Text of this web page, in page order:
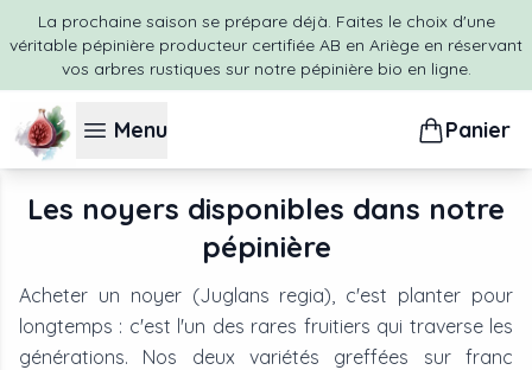
La prochaine saison se prépare déjà. Faites le choix d'une
véritable pépinière producteur certifiée AB en Ariège en réservant
vos arbres rustiques sur notre pépinière bio en ligne.
Menu Panier
Les noyers disponibles dans notre
pépinière
Acheter un noyer (Juglans regia), c'est planter pour
longtemps : c'est l'un des rares fruitiers qui traverse les
générations. Nos deux variétés greffées sur franc